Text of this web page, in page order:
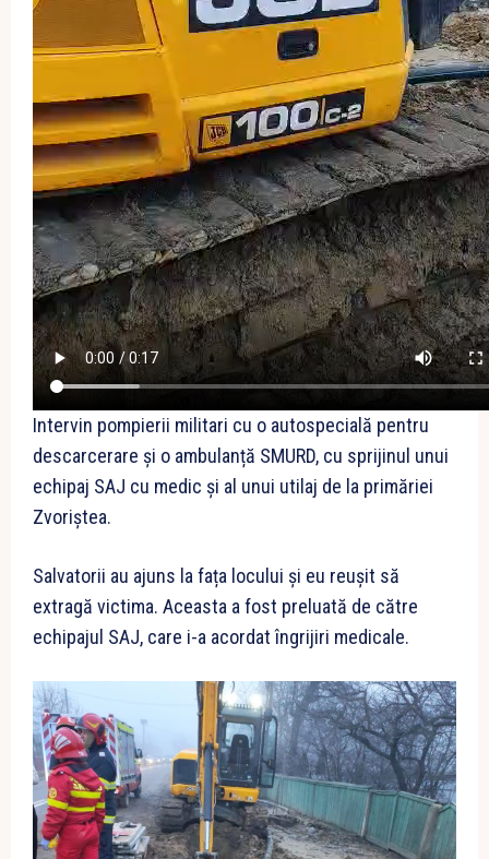
Intervin pompierii militari cu o autospecială pentru
descarcerare și o ambulanță SMURD, cu sprijinul unui
echipaj SAJ cu medic și al unui utilaj de la primăriei
Zvoriștea.
Salvatorii au ajuns la fața locului și eu reușit să
extragă victima. Aceasta a fost preluată de către
echipajul SAJ, care i-a acordat îngrijiri medicale.